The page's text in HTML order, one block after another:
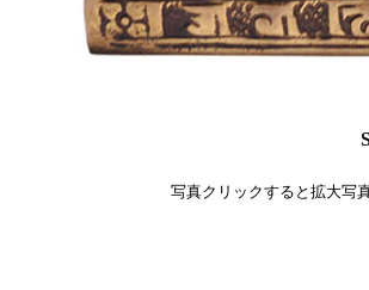
写真クリックすると拡大写